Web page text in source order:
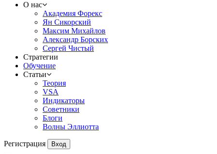
О нас
Академия Форекс
Ян Сикорский
Максим Михайлов
Александр Борских
Сергей Чистый
Стратегии
Обучение
Статьи
Теория
VSA
Индикаторы
Советники
Блоги
Волны Эллиотта
Регистрация Вход